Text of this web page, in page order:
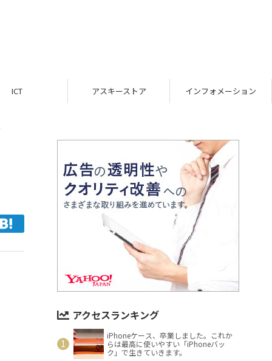
ICT アスキーストア インフォメーション
アクセスランキング
iPhoneケース、卒業しました。これか
らは最高に使いやすい「iPhoneバッ
ク」で生きていきます。